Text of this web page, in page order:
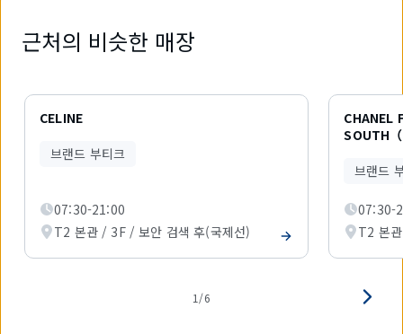
근처의 비슷한 매장
CELINE
브랜드 부티크
07:30-21:00
T2 본관 / 3F / 보안 검색 후(국제선)
CHANEL
SOUTH
브랜드
07:30-
T2 본
1/6